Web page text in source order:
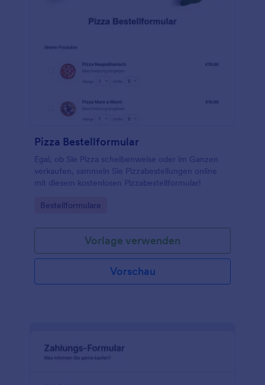
Pizza Bestellformular
Egal, ob Sie Pizza scheibenweise oder im Ganzen
verkaufen, sammeln Sie Pizzabestellungen online
mit diesem kostenlosen Pizzabestellformular!
Go to Category:
Bestellformulare
Vorlage verwenden
Vorschau